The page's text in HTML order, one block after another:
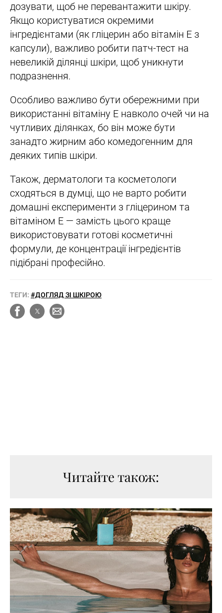
дозувати, щоб не перевантажити шкіру.
Якщо користуватися окремими
інгредієнтами (як гліцерин або вітамін Е з
капсули), важливо робити патч-тест на
невеликій ділянці шкіри, щоб уникнути
подразнення.
Особливо важливо бути обережними при
використанні вітаміну Е навколо очей чи на
чутливих ділянках, бо він може бути
занадто жирним або комедогенним для
деяких типів шкіри.
Також, дерматологи та косметологи
сходяться в думці, що не варто робити
домашні експерименти з гліцерином та
вітаміном Е — замість цього краще
використовувати готові косметичні
формули, де концентрації інгредієнтів
підібрані професійно.
ТЕГИ: #ДОГЛЯД ЗІ ШКІРОЮ
Читайте також: